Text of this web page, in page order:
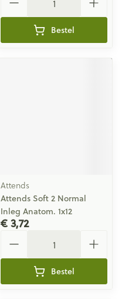
Bestel
Attends
Attends Soft 2 Normal
Inleg Anatom. 1x12
€ 3,72
Bestel